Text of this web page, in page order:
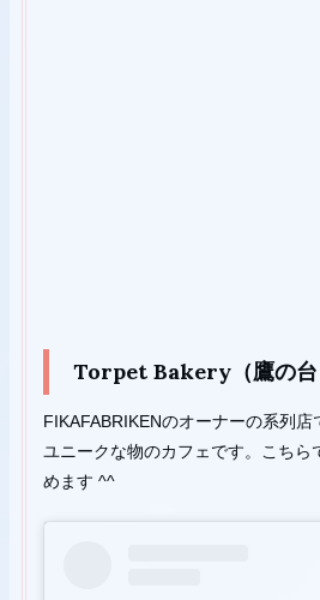
Torpet Bakery（鷹の台
FIKAFABRIKENのオーナーの系列
ユニークな物のカフェです。こちら
めます ^^